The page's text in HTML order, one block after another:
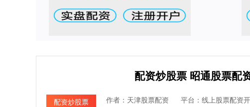
配资炒股票 昭通股票配
配资炒股票 作者：天津股票配资 平台：线上股票配资